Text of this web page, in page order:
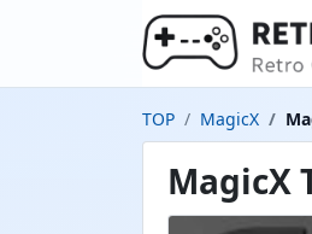
TOP MagicX
MagicX